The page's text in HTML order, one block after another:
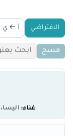
الافتراضي أ ← ي
مسح
اليسا